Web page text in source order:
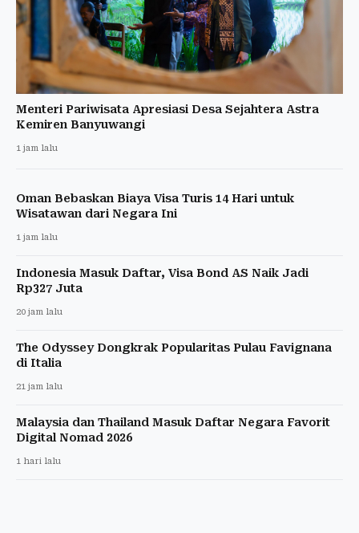
Menteri Pariwisata Apresiasi Desa Sejahtera Astra
Kemiren Banyuwangi
1 jam lalu
Oman Bebaskan Biaya Visa Turis 14 Hari untuk
Wisatawan dari Negara Ini
1 jam lalu
Indonesia Masuk Daftar, Visa Bond AS Naik Jadi
Rp327 Juta
20 jam lalu
The Odyssey Dongkrak Popularitas Pulau Favignana
di Italia
21 jam lalu
Malaysia dan Thailand Masuk Daftar Negara Favorit
Digital Nomad 2026
1 hari lalu